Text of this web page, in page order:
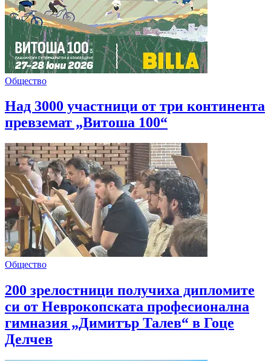
Общество
Над 3000 участници от три континента
превземат „Витоша 100“
Общество
200 зрелостници получиха дипломите
си от Неврокопската професионална
гимназия „Димитър Талев“ в Гоце
Делчев